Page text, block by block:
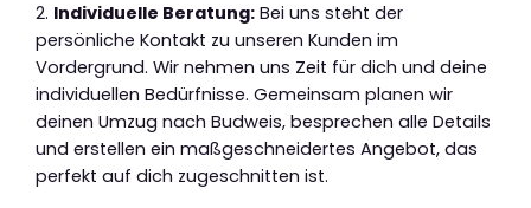
2. Individuelle Beratung: Bei uns steht der
persönliche Kontakt zu unseren Kunden im
Vordergrund. Wir nehmen uns Zeit für dich und deine
individuellen Bedürfnisse. Gemeinsam planen wir
deinen Umzug nach Budweis, besprechen alle Details
und erstellen ein maßgeschneidertes Angebot, das
perfekt auf dich zugeschnitten ist.